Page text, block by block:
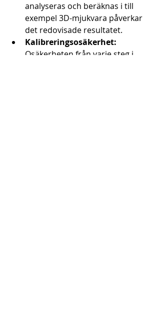
analyseras och beräknas i till
exempel 3D-mjukvara påverkar
det redovisade resultatet.
Kalibreringsosäkerhet:
Osäkerheten från varje steg i